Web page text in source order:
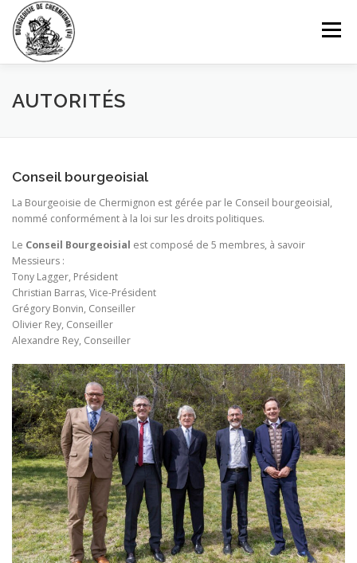
contenu
Menu
ACCUEIL AUTORITÉS
PARKINGS HISTORIQUE CONTACT
AUTORITÉS
Conseil bourgeoisial
La Bourgeoisie de Chermignon est gérée par le Conseil bourgeoisial,
nommé conformément à la loi sur les droits politiques.
Le Conseil Bourgeoisial est composé de 5 membres, à savoir
Messieurs :
Tony Lagger, Président
Christian Barras, Vice-Président
Grégory Bonvin, Conseiller
Olivier Rey, Conseiller
Alexandre Rey, Conseiller